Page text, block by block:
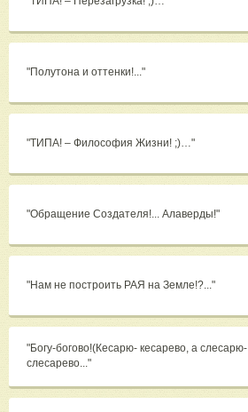
"Полутона и оттенки!..."
"ТИПА! – Философия Жизни! ;)…"
"Обращение Создателя!... Алаверды!"
"Нам не построить РАЯ на Земле!?..."
"Богу-богово!(Кесарю- кесарево, а слесарю-
слесарево..."